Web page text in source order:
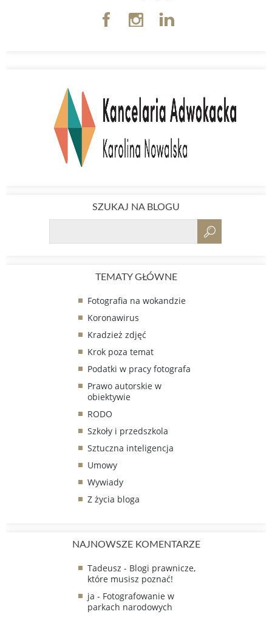
SZUKAJ NA BLOGU
TEMATY GŁÓWNE
Fotografia na wokandzie
Koronawirus
Kradzież zdjęć
Krok poza temat
Podatki w pracy fotografa
Prawo autorskie w
obiektywie
RODO
Szkoły i przedszkola
Sztuczna inteligencja
Umowy
Wywiady
Z życia bloga
NAJNOWSZE KOMENTARZE
Tadeusz - Blogi prawnicze,
które musisz poznać!
ja - Fotografowanie w
parkach narodowych